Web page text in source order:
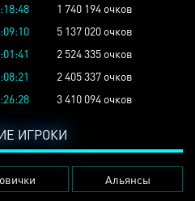
1 740 194 очков
5 137 020 очков
2 524 335 очков
2 405 337 очков
3 410 094 очков
ИГРОКИ
Альянсы